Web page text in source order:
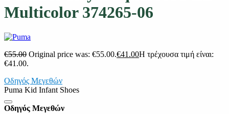
Multicolor 374265-06
€55.00 Original price was: €55.00.€41.00Η τρέχουσα τιμή είναι:
€41.00.
Οδηγός Μεγεθών
Puma Kid Infant Shoes
Οδηγός Μεγεθών